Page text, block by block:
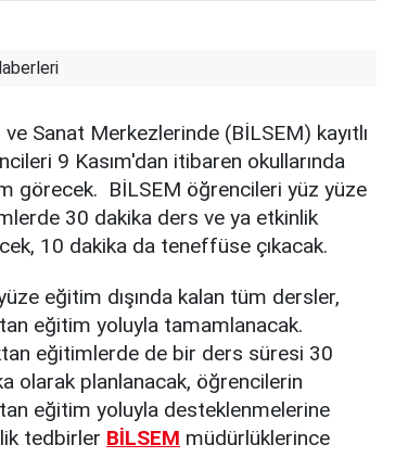
ve Sanat Merkezlerinde (BİLSEM) kayıtlı
9 Kasım'dan itibaren okullarında
görecek. BİLSEM öğrencileri yüz yüze
30 dakika ders ve ya etkinlik
10 dakika da teneffüse çıkacak.
eğitim dışında kalan tüm dersler,
eğitim yoluyla tamamlanacak.
eğitimlerde de bir ders süresi 30
olarak planlanacak, öğrencilerin
eğitim yoluyla desteklenmelerine
tedbirler BİLSEM müdürlüklerince